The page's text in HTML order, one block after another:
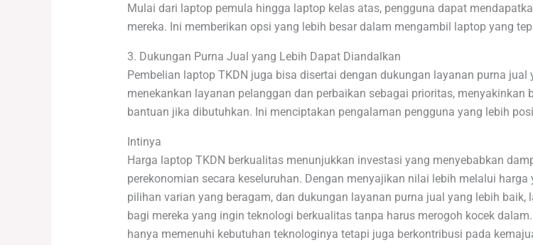
Mulai dari laptop pemula hingga laptop kelas atas, pengguna dapat
mereka. Ini memberikan opsi yang lebih besar dalam mengambil laptop yang
3. Dukungan Purna Jual yang Lebih Dapat Diandalkan
Pembelian laptop TKDN juga bisa disertai dengan dukungan layanan purna
menekankan layanan pelanggan dan perbaikan sebagai prioritas,
bantuan jika dibutuhkan. Ini menciptakan pengalaman pengguna yang lebih
Intinya
Harga laptop TKDN berkualitas menunjukkan investasi yang menyebabkan
perekonomian secara keseluruhan. Dengan menyajikan nilai lebih melalui
pilihan varian yang beragam, dan dukungan layanan purna jual yang lebih
bagi mereka yang ingin teknologi berkualitas tanpa harus merogoh kocek
hanya memenuhi kebutuhan teknologinya tetapi juga berkontribusi pada